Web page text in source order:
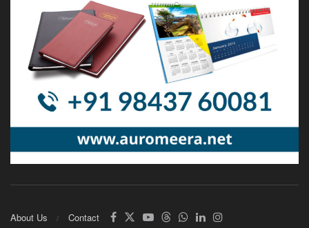
About Us Contact